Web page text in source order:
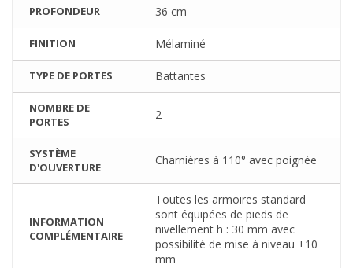
PROFONDEUR 36 cm
FINITION Mélaminé
TYPE DE PORTES Battantes
NOMBRE DE
PORTES
2
SYSTÈME
D'OUVERTURE
Charnières à 110° avec poignée
INFORMATION
COMPLÉMENTAIRE
Toutes les armoires standard
sont équipées de pieds de
nivellement h : 30 mm avec
possibilité de mise à niveau +10
mm